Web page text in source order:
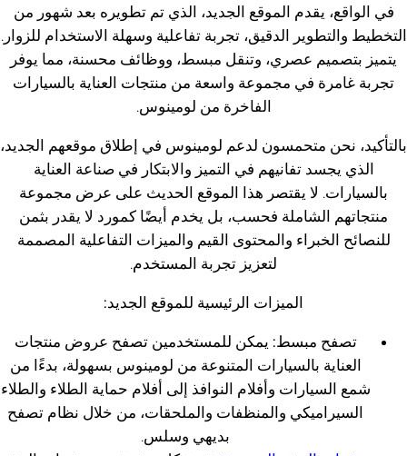
في الواقع، يقدم الموقع الجديد، الذي تم تطويره بعد شهور من
التخطيط والتطوير الدقيق، تجربة تفاعلية وسهلة الاستخدام للزوار.
يتميز بتصميم عصري، وتنقل مبسط، ووظائف محسنة، مما يوفر
تجربة غامرة في مجموعة واسعة من منتجات العناية بالسيارات
الفاخرة من لومينوس.
بالتأكيد، نحن متحمسون لدعم لومينوس في إطلاق موقعهم الجديد،
الذي يجسد تفانيهم في التميز والابتكار في صناعة العناية
بالسيارات. لا يقتصر هذا الموقع الحديث على عرض مجموعة
منتجاتهم الشاملة فحسب، بل يخدم أيضًا كمورد لا يقدر بثمن
للنصائح الخبراء والمحتوى القيم والميزات التفاعلية المصممة
لتعزيز تجربة المستخدم.
الميزات الرئيسية للموقع الجديد:
تصفح مبسط: يمكن للمستخدمين تصفح عروض منتجات
العناية بالسيارات المتنوعة من لومينوس بسهولة، بدءًا من
شمع السيارات وأفلام النوافذ إلى أفلام حماية الطلاء والطلاء
السيراميكي والمنظفات والملحقات، من خلال نظام تصفح
بديهي وسلس.